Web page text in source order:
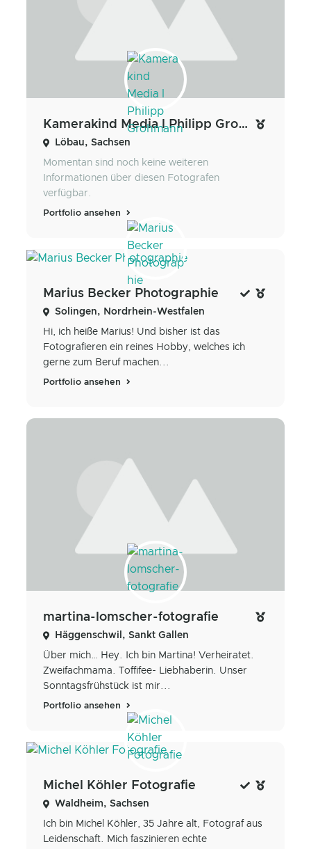
Kamerakind Media l Philipp Grohmann
Löbau, Sachsen
Momentan sind noch keine weiteren
Informationen über diesen Fotografen
verfügbar.
Portfolio ansehen
Marius Becker Photographie
Solingen, Nordrhein-Westfalen
Hi, ich heiße Marius! Und bisher ist das
Fotografieren ein reines Hobby, welches ich
gerne zum Beruf machen...
Portfolio ansehen
martina-lomscher-fotografie
Häggenschwil, Sankt Gallen
Über mich… Hey. Ich bin Martina! Verheiratet.
Zweifachmama. Toffifee- Liebhaberin. Unser
Sonntagsfrühstück ist mir...
Portfolio ansehen
Michel Köhler Fotografie
Waldheim, Sachsen
Ich bin Michel Köhler, 35 Jahre alt, Fotograf aus
Leidenschaft. Mich faszinieren echte